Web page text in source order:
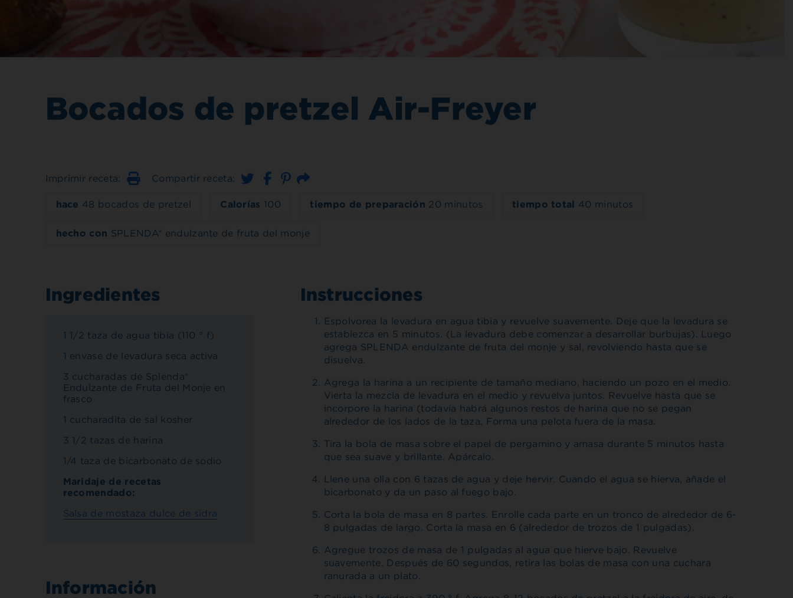
Bocados de pretzel Air-Freyer
Imprimir receta: Imprimir
Compartir receta: Correo electrónico
hace 48 bocados de pretzel Calorías 100 tiempo de preparación 20 minutos tiempo total 40 minutos
hecho con SPLENDA® endulzante de fruta del monje
Ingredientes
1 1/2 taza de agua tibia (110 ° f)
1 envase de levadura seca activa
3 cucharadas de Splenda®
Endulzante de Fruta del Monje en
frasco
1 cucharadita de sal kosher
3 1/2 tazas de harina
1/4 taza de bicarbonato de sodio
Maridaje de recetas
recomendado:
Salsa de mostaza dulce de sidra
Información
Instrucciones
Espolvorea la levadura en agua tibia y revuelve suavemente. Deje que la levadura se
establezca en 5 minutos. (La levadura debe comenzar a desarrollar burbujas). Luego
agrega SPLENDA endulzante de fruta del monje y sal, revolviendo hasta que se
disuelva.
Agrega la harina a un recipiente de tamaño mediano, haciendo un pozo en el medio.
Vierta la mezcla de levadura en el medio y revuelva juntos. Revuelve hasta que se
incorpore la harina (todavía habrá algunos restos de harina que no se pegan
alrededor de los lados de la taza. Forma una pelota fuera de la masa.
Tira la bola de masa sobre el papel de pergamino y amasa durante 5 minutos hasta
que sea suave y brillante. Apárcalo.
Llene una olla con 6 tazas de agua y deje hervir. Cuando el agua se hierva, añade el
bicarbonato y da un paso al fuego bajo.
Corta la bola de masa en 8 partes. Enrolle cada parte en un tronco de alrededor de 6-
8 pulgadas de largo. Corta la masa en 6 (alrededor de trozos de 1 pulgadas).
Agregue trozos de masa de 1 pulgadas al agua que hierve bajo. Revuelve
suavemente. Después de 60 segundos, retira las bolas de masa con una cuchara
ranurada a un plato.